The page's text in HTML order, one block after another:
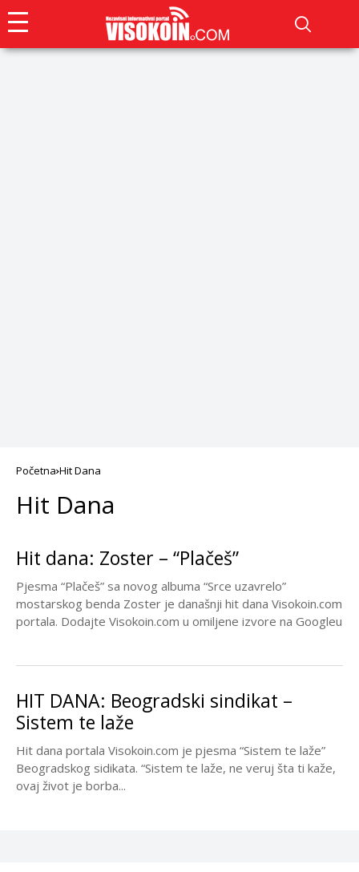
Početna Hit Dana
Hit Dana
Hit dana: Zoster – “Plačeš”
Pjesma “Plačeš” sa novog albuma “Srce uzavrelo”
mostarskog benda Zoster je današnji hit dana Visokoin.com
portala. Dodajte Visokoin.com u omiljene izvore na Googleu
HIT DANA: Beogradski sindikat –
Sistem te laže
Hit dana portala Visokoin.com je pjesma “Sistem te laže”
Beogradskog sidikata. “Sistem te laže, ne veruj šta ti kaže,
ovaj život je borba...